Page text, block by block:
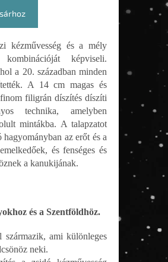
kézművesség és a mély
képviseli.
a 20. században minden
A 14 cm magas és
filigrán díszítés díszíti
technika, amelyben
mintákba. A talapzatot
az erőt és a
és fenséges és
a kanukijának.
és a Szentföldhöz.
ami különleges
neki.